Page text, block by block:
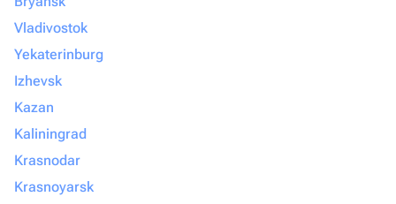
Vladivostok
Yekaterinburg
Izhevsk
Kazan
Kaliningrad
Krasnodar
Krasnoyarsk